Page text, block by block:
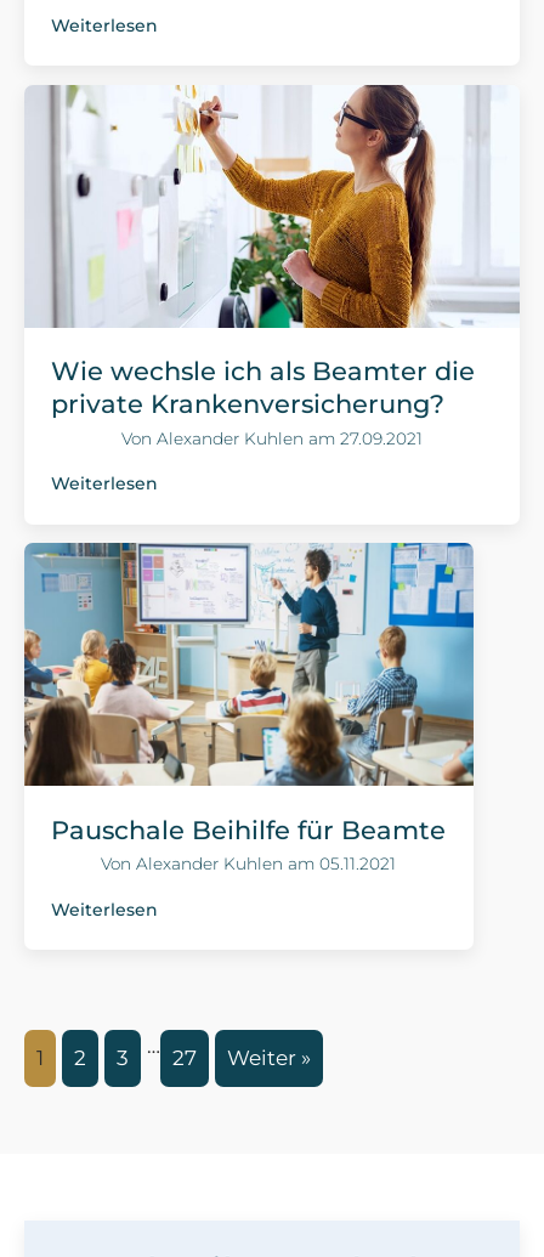
Weiterlesen
Wie wechsle ich als Beamter die
private Krankenversicherung?
Von Alexander Kuhlen am 27.09.2021
Weiterlesen
Pauschale Beihilfe für Beamte
VonAlexander Kuhlen am05.11.2021
Weiterlesen
1 2 3 … 27 Weiter »